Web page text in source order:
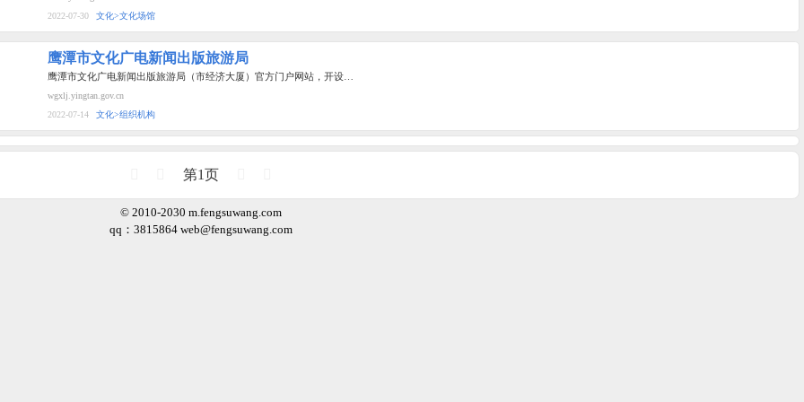
2022-07-30
文化>文化场馆
鹰潭市文化广电新闻出版旅游局
鹰潭市文化广电新闻出版旅游局（市经济大厦）官方门户网站，开设…
wgxlj.yingtan.gov.cn
2022-07-14
文化>组织机构
第1页
© 2010-2030 m.fengsuwang.com
qq：3815864 web@fengsuwang.com